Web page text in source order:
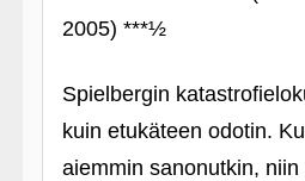
2005) ***½
Spielbergin
kuin etukäteen odotin.
aiemmin sanonutkin, niin